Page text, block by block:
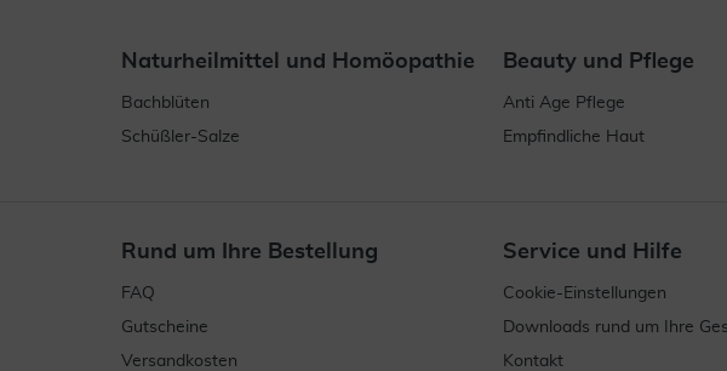
Naturheilmittel und Homöopathie
Bachblüten
Schüßler-Salze
Beauty und Pflege
Anti Age Pflege
Empfindliche Haut
Rund um Ihre Bestellung
FAQ
Gutscheine
Versandkosten
Service und Hilfe
Cookie-Einstellungen
Downloads rund um Ihre
Kontakt